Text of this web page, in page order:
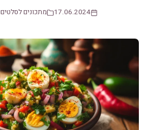
17.06.2024 מתכונים לסלטים